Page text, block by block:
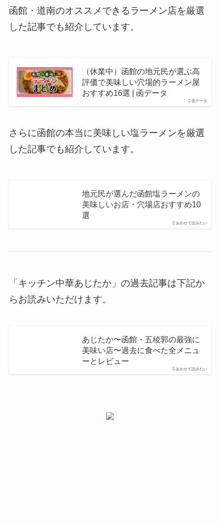
函館・道南のオススメできるラーメン店を厳選
した記事でも紹介しています。
函データ
（休業中）函館の地元民が選ぶ高
評価で美味しい穴場的ラーメン屋
おすすめ16選 | 函データ
さらに函館の本当に美味しい塩ラーメンを厳選
した記事でも紹介しています。
あわせて読みたい
地元民が選んだ函館塩ラーメンの
美味しいお店・穴場店おすすめ10
選
「キッチン中華あじたか」の過去記事は下記か
らお読みいただけます。
あわせて読みたい
あじたか〜函館・五稜郭の最強に
美味い店〜過去に食べた全メニュ
ーとレビュー